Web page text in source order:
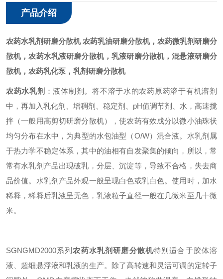
产品介绍
农药水乳剂研磨分散机 农药乳油研磨分散机，农药微乳剂研磨分
散机，农药水乳液研磨分散机，乳液研磨分散机，混悬液研磨分
散机，农药乳化泵，乳剂研磨分散机
农药水乳剂 ：液体制剂。将不溶于水的农药原药溶于有机溶剂
中，再加入乳化剂、增稠剂、稳定剂、pH值调节剂、水，高速搅
拌（一般用高剪切研磨分散机），使农药有效成分以微小油珠状
均匀分布在水中，为典型的水包油型（O/W）混合液。水乳剂属
于热力学不稳定体系，其中的油相有自发聚集的倾向，所以，常
常有水乳剂产品出现破乳，分层、沉淀等，导致不合格，失去商
品价值。水乳剂产品外观一般呈现白色或乳白色。使用时，加水
稀释，稀释后乳液呈无色，乳液粒子直径一般在几微米至几十微
米。
SGNGMD2000系列农药水乳剂研磨分散机特别适合于胶体溶
液、超细悬浮液和乳液的生产。除了高转速和灵活可调的定转子